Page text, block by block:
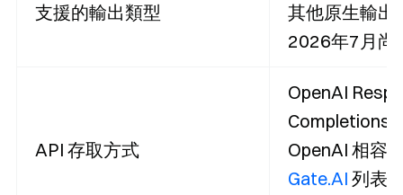
支援的輸出類型
其他原生輸出
2026年7月尚
API 存取方式
OpenAI
Completions
OpenAI 相容
Gate.AI 列表